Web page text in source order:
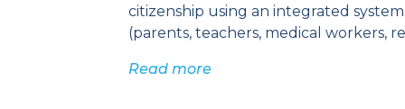
citizenship using an integrated
(parents, teachers, medical workers,
Read more